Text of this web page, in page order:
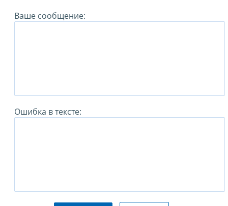
Ваше сообщение:
Ошибка в тексте: